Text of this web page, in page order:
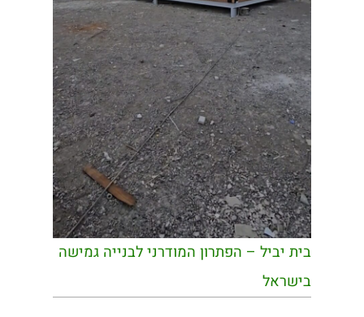
בית יביל – הפתרון המודרני לבנייה גמישה
בישראל